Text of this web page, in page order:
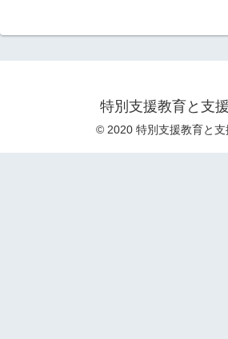
特別支援教育と支
© 2020 特別支援教育と支